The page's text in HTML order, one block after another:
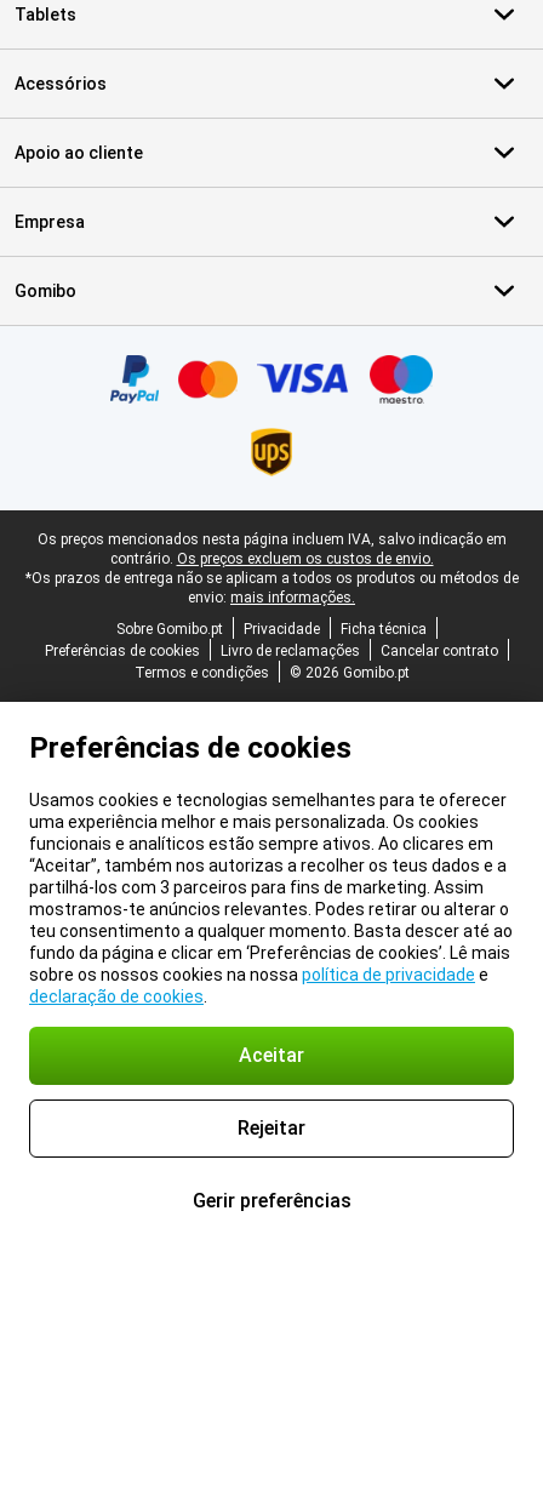
Tablets
Acessórios
Apoio ao cliente
Empresa
Gomibo
Rodapé legal
Os preços mencionados nesta página incluem IVA, salvo indicação em
contrário. Os preços excluem os custos de envio.
*Os prazos de entrega não se aplicam a todos os produtos ou métodos de
envio: mais informações.
Sobre Gomibo.pt
Privacidade
Ficha técnica
Preferências de cookies
Livro de reclamações
Cancelar contrato
Termos e condições
© 2026 Gomibo.pt
Preferências de cookies
Usamos cookies e tecnologias semelhantes para te oferecer
uma experiência melhor e mais personalizada. Os cookies
funcionais e analíticos estão sempre ativos. Ao clicares em
“Aceitar”, também nos autorizas a recolher os teus dados e a
partilhá-los com 3 parceiros para fins de marketing. Assim
mostramos-te anúncios relevantes. Podes retirar ou alterar o
teu consentimento a qualquer momento. Basta descer até ao
fundo da página e clicar em ‘Preferências de cookies’. Lê mais
sobre os nossos cookies na nossa política de privacidade e
declaração de cookies
Aceitar
Rejeitar
Gerir preferências